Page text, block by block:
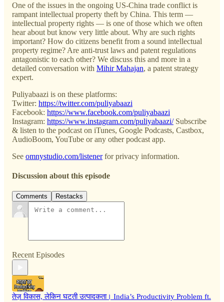
One of the issues in the ongoing US-China trade conflict is
rampant intellectual property theft by China. This term —
intellectual property rights — is one of those which we often
hear about but know very little about. Why are such rights
important? How do citizens benefit from a sound intellectual
property regime? Are anti-trust laws and patent regulations
antagonistic to each other? We discuss this and more in a
detailed conversation with Mihir Mahajan, a patent strategy
expert.
Puliyabaazi is on these platforms:
Twitter: https://twitter.com/puliyabaazi
Facebook: https://www.facebook.com/puliyabaazi
Instagram: https://www.instagram.com/puliyabaazi/Subscribe
& listen to the podcast on iTunes, Google Podcasts, Castbox,
AudioBoom, YouTube or any other podcast app.
See omnystudio.com/listenerfor privacy information.
Discussion about this episode
Comments Restacks
Recent Episodes
तेज़ विकास, लेकिन घटती उत्पादकता। India’s Productivity Problem ft.